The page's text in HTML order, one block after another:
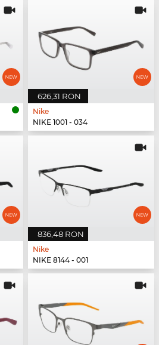
626,31 RON
Nike
NIKE 1001 - 034
836,48 RON
Nike
NIKE 8144 - 001